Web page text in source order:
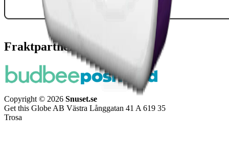
Fraktpartners
Copyright © 2026 Snuset.se
Get this Globe AB Västra Långgatan 41 A 619 35
Trosa